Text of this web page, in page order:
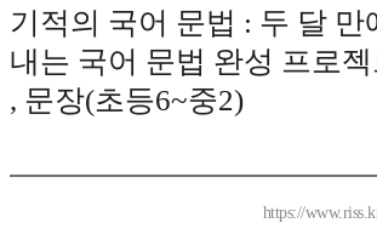
기적의 국어 문법 : 두 달 만
내는 국어 문법 완성 프로젝
, 문장(초등6~중2)
https://